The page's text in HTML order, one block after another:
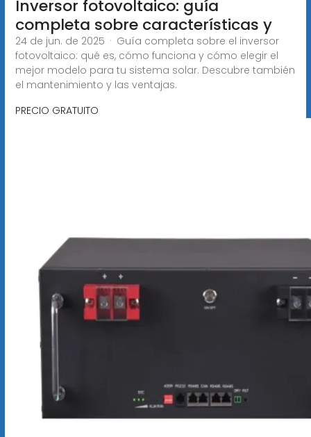
Inversor fotovoltaico: guía
completa sobre características y
24 de jun. de 2025 · Guía completa sobre el inversor
fotovoltaico: qué es, cómo funciona y cómo elegir el
mejor modelo para tu sistema solar. Descubre también
el mantenimiento y las ventajas.
PRECIO GRATUITO